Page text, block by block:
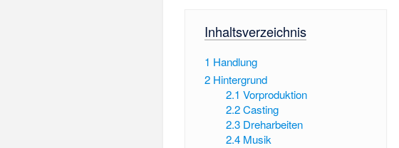
Inhaltsverzeichnis
1 Handlung
2 Hintergrund
2.1 Vorproduktion
2.2 Casting
2.3 Dreharbeiten
2.4 Musik